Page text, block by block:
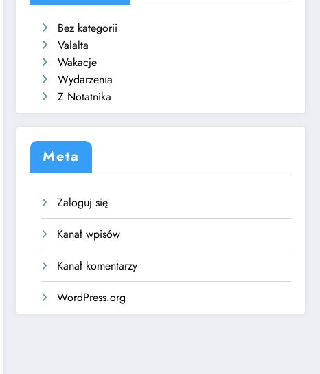
Bez kategorii
Valalta
Wakacje
Wydarzenia
Z Notatnika
Meta
Zaloguj się
Kanał wpisów
Kanał komentarzy
WordPress.org